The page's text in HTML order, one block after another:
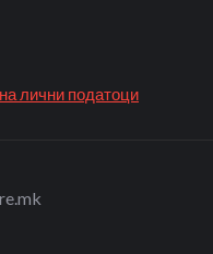
лични податоци